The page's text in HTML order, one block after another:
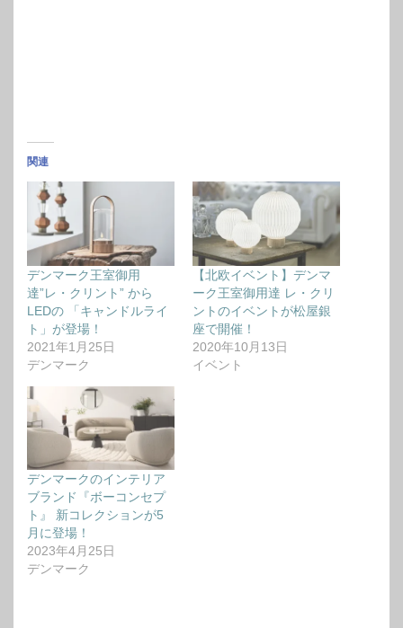
関連
デンマーク王室御用
達”レ・クリント” から
LEDの 「キャンドルライ
ト」が登場！
2021年1月25日
デンマーク
【北欧イベント】デンマ
ーク王室御用達 レ・クリ
ントのイベントが松屋銀
座で開催！
2020年10月13日
イベント
デンマークのインテリア
ブランド『ボーコンセプ
ト』 新コレクションが5
月に登場！
2023年4月25日
デンマーク